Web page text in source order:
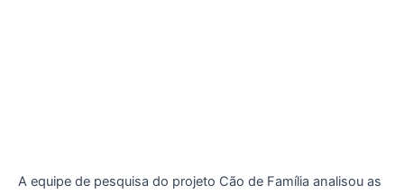
A equipe de pesquisa do projeto Cão de Família analisou as